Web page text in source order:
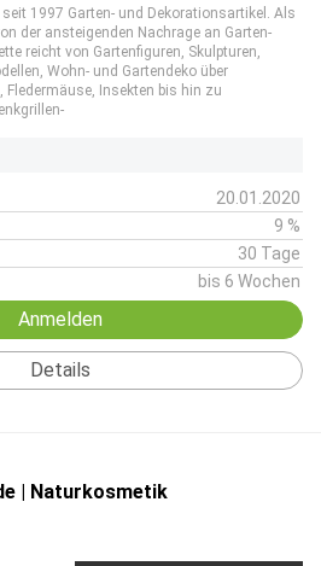
1997 Garten- und Dekorationsartikel. Als
der ansteigenden Nachrage an Garten-
reicht von Gartenfiguren, Skulpturen,
Wohn- und Gartendeko über
Insekten bis hin zu
20.01.2020
9 %
30 Tage
bis 6 Wochen
Anmelden
Details
| Naturkosmetik